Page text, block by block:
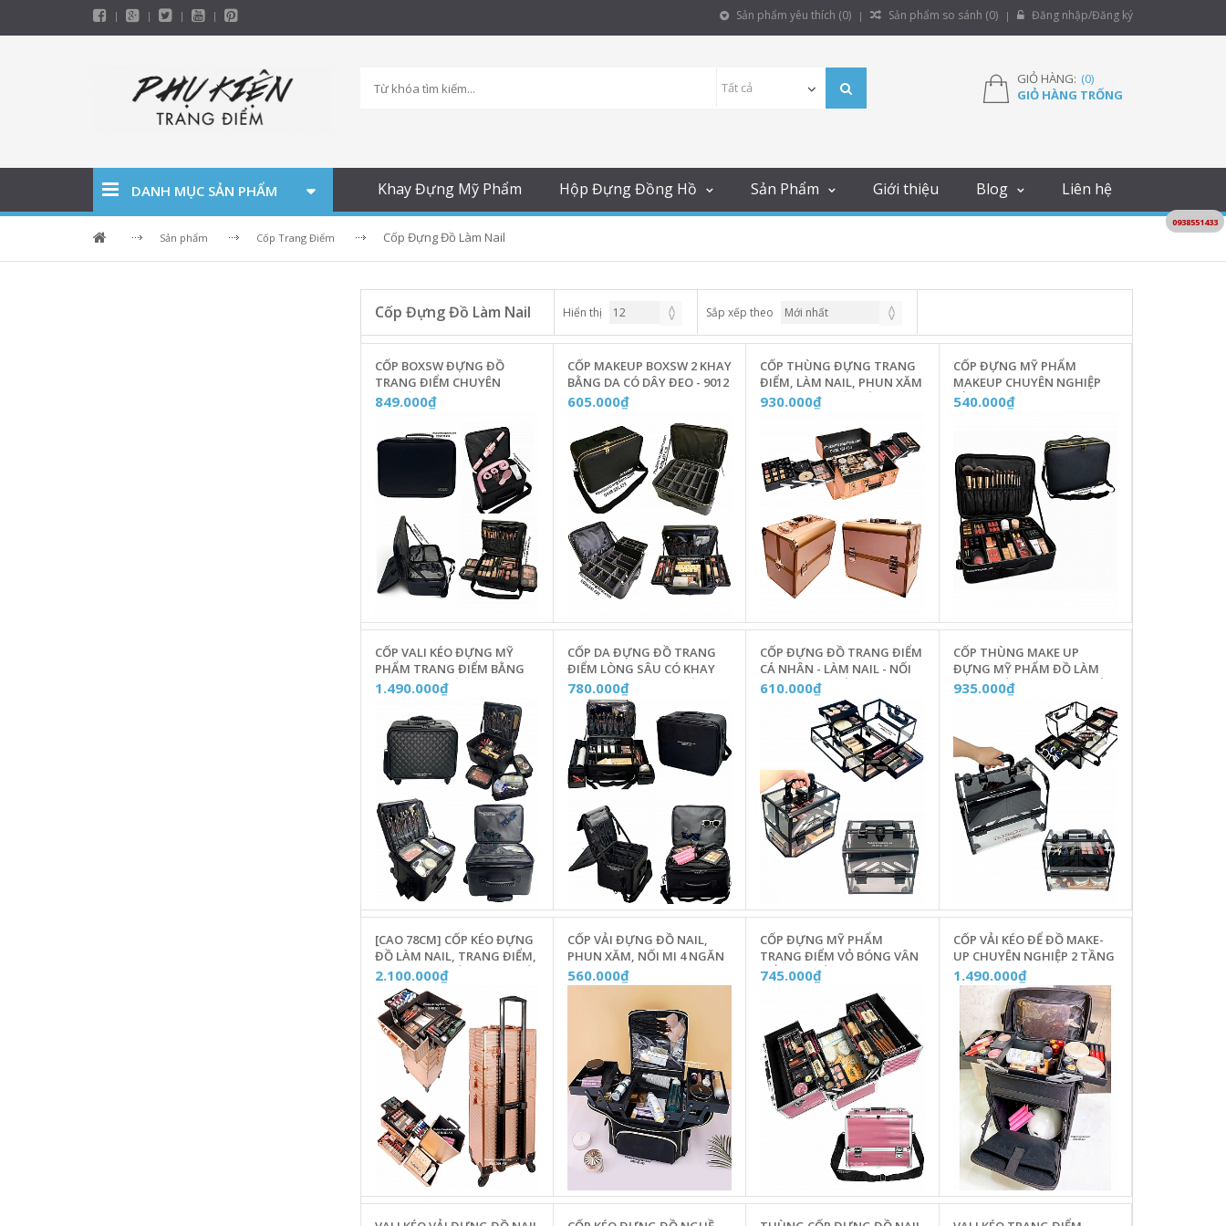
Sản phẩm yêu thích (0) Sản phẩm so sánh (0) Đăng nhập/Đăng ký
GIỎ HÀNG: (0)
GIỎ HÀNG TRỐNG
DANH MỤC SẢN PHẨM Khay Đựng Mỹ Phẩm Hộp Đựng Đồng Hồ Sản Phẩm Giới thiệu Blog Liên hệ
Sản phẩm Cốp Trang Điểm Cốp Đựng Đồ Làm Nail
Cốp Đựng Đồ Làm Nail Hiển thị Sắp xếp theo
CỐP BOXSW ĐỰNG ĐỒ
TRANG ĐIỂM CHUYÊN
NGHIỆP KÈM 03 TÚI PVC
TRONG SUỐT - T202
849.000₫
CỐP MAKEUP BOXSW 2 KHAY
BẰNG DA CÓ DÂY ĐEO - 9012
605.000₫
CỐP THÙNG ĐỰNG TRANG
ĐIỂM, LÀM NAIL, PHUN XĂM
CHUYÊN NGHIỆP VIỀN
NHÔM MÀU VÀNG HỒNG -
930.000₫
CỐP ĐỰNG MỸ PHẨM
MAKEUP CHUYÊN NGHIỆP
BẰNG DA BOXSW MÀU ĐEN -
540.000₫
CỐP VALI KÉO ĐỰNG MỸ
PHẨM TRANG ĐIỂM BẰNG
DA CÓ 3 TÚI RỜI CHUYÊN
NGHIỆP - T306
1.490.000₫
CỐP DA ĐỰNG ĐỒ TRANG
ĐIỂM LÒNG SÂU CÓ KHAY
ĐỰNG CHUYÊN NGHIỆP -
T102
780.000₫
CỐP ĐỰNG ĐỒ TRANG ĐIỂM
CÁ NHÂN - LÀM NAIL - NỐI
MI TRONG SUỐT 4 NGĂN -
610.000₫
CỐP THÙNG MAKE UP
ĐỰNG MỸ PHẨM ĐỒ LÀM
NAIL - NỐI MI TRONG SUỐT
4 NGĂN - B02
935.000₫
[CAO 78CM] CỐP KÉO ĐỰNG
ĐỒ LÀM NAIL, TRANG ĐIỂM,
PHUN XĂM 4 TẦNG CAO CẤP
- MÀU VÀNG HỒNG
2.100.000₫
CỐP VẢI ĐỰNG ĐỒ NAIL,
PHUN XĂM, NỐI MI 4 NGĂN
KÈM DÂY ĐEO
560.000₫
CỐP ĐỰNG MỸ PHẨM
TRANG ĐIỂM VỎ BÓNG VÂN
NỔI CAO CẤP KÈM DÂY ĐEO -
745.000₫
CỐP VẢI KÉO ĐỂ ĐỒ MAKE-
UP CHUYÊN NGHIỆP 2 TẦNG
Y22
1.490.000₫
0938551433